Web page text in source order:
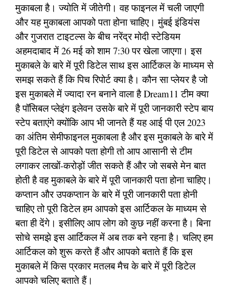
मुकाबला है। ज्योति में जीतेगी। वह फाइनल में चली जाएगी
और यह मुकाबला आपको पता होना चाहिए। मुंबई इंडियंस
और गुजरात टाइटल्स के बीच नरेंद्र मोदी स्टेडियम
अहमदाबाद में 26 मई को शाम 7:30 पर खेला जाएगा। इस
मुकाबले के बारे में पूरी डिटेल साथ इस आर्टिकल के माध्यम से
समझ सकते हैं कि पिच रिपोर्ट क्या है। कौन सा प्लेयर है जो
इस मुकाबले में ज्यादा रन बनाने वाला है Dream11 टीम क्या
है पॉसिबल प्लेइंग इलेवन उसके बारे में पूरी जानकारी स्टेप बाय
स्टेप बताएंगे क्योंकि आप भी जानते हैं यह आई पी एल 2023
का अंतिम सेमीफाइनल मुकाबला है और इस मुकाबले के बारे में
पूरी डिटेल से आपको पता होगी तो आप आसानी से टीम
लगाकर लाखों-करोड़ों जीत सकते हैं और जो सबसे मेन बात
होती है वह मुकाबले के बारे में पूरी जानकारी पता होना चाहिए।
कप्तान और उपकप्तान के बारे में पूरी जानकारी पता होनी
चाहिए तो पूरी डिटेल हम आपको इस आर्टिकल के माध्यम से
बता ही देंगे। इसीलिए आप लोग को कुछ नहीं करना है। बिना
सोचे समझे इस आर्टिकल में अब तक बने रहना है। चलिए हम
आर्टिकल को शुरू करते हैं और आपको बताते हैं कि इस
मुकाबले में किस प्रकार मतलब मैच के बारे में पूरी डिटेल
आपको चलिए बताते हैं।